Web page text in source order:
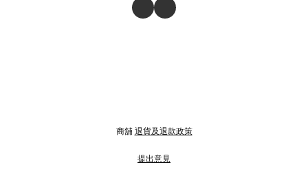
商舖 退貨及退款政策
提出意見